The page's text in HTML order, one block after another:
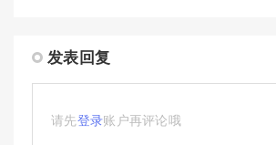
发表回复
请先登录账户再评论哦